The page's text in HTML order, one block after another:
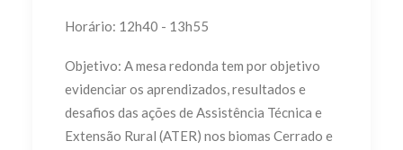
Horário: 12h40 - 13h55
Objetivo: A mesa redonda tem por objetivo
evidenciar os aprendizados, resultados e
desafios das ações de Assistência Técnica e
Extensão Rural (ATER) nos biomas Cerrado e